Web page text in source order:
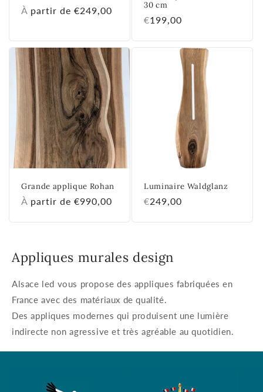
PrixÀ partir de €249,00
30 cm
Prix
€199,00
Grande applique Rohan
PrixÀ partir de €990,00
Luminaire Waldglanz
Prix
€249,00
Appliques murales design
Alsace led vous propose des appliques fabriquées en
France avec des matériaux de qualité.
Des appliques modernes qui produisent une lumière
indirecte non agressive et très agréable au quotidien.